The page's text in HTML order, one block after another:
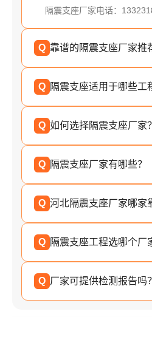
隔震支座厂家电话：
Q 靠谱的隔震支座厂家推
Q 隔震支座适用于哪些工
Q 如何选择隔震支座厂家？
Q 隔震支座厂家有哪些？
Q 河北隔震支座厂家哪家
Q 隔震支座工程选哪个厂
Q 厂家可提供检测报告吗？